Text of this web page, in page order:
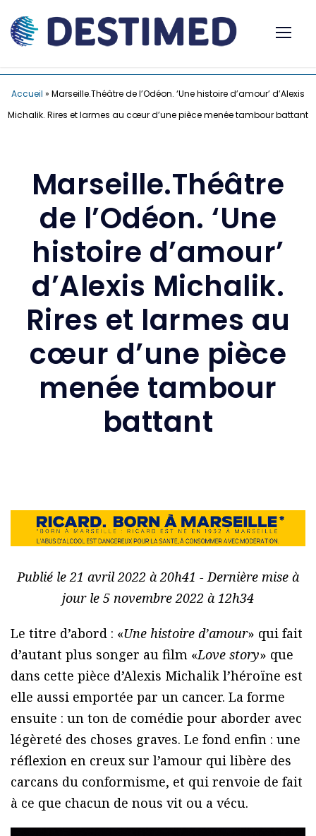
Accueil » Marseille.Théâtre de l’Odéon. ‘Une histoire d’amour’ d’Alexis
Michalik. Rires et larmes au cœur d’une pièce menée tambour battant
Marseille.Théâtre
de l’Odéon. ‘Une
histoire d’amour’
d’Alexis Michalik.
Rires et larmes au
cœur d’une pièce
menée tambour
battant
Publié le 21 avril 2022 à 20h41 - Dernière mise à
jour le 5 novembre 2022 à 12h34
Le titre d’abord : «Une histoire d’amour» qui fait
d’autant plus songer au film «Love story» que
dans cette pièce d’Alexis Michalik l’héroïne est
elle aussi emportée par un cancer. La forme
ensuite : un ton de comédie pour aborder avec
légèreté des choses graves. Le fond enfin : une
réflexion en creux sur l’amour qui libère des
carcans du conformisme, et qui renvoie de fait
à ce que chacun de nous vit ou a vécu.